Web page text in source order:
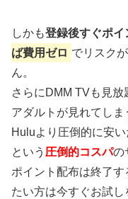
しかも登録後すぐポイ
ば費用ゼロ でリスク
ん。
さらにDMM TVも見
アダルトが見れてし
Huluより圧倒的に安
という 圧倒的コスパの
ポイント配布は終了
たい方は今すぐお試